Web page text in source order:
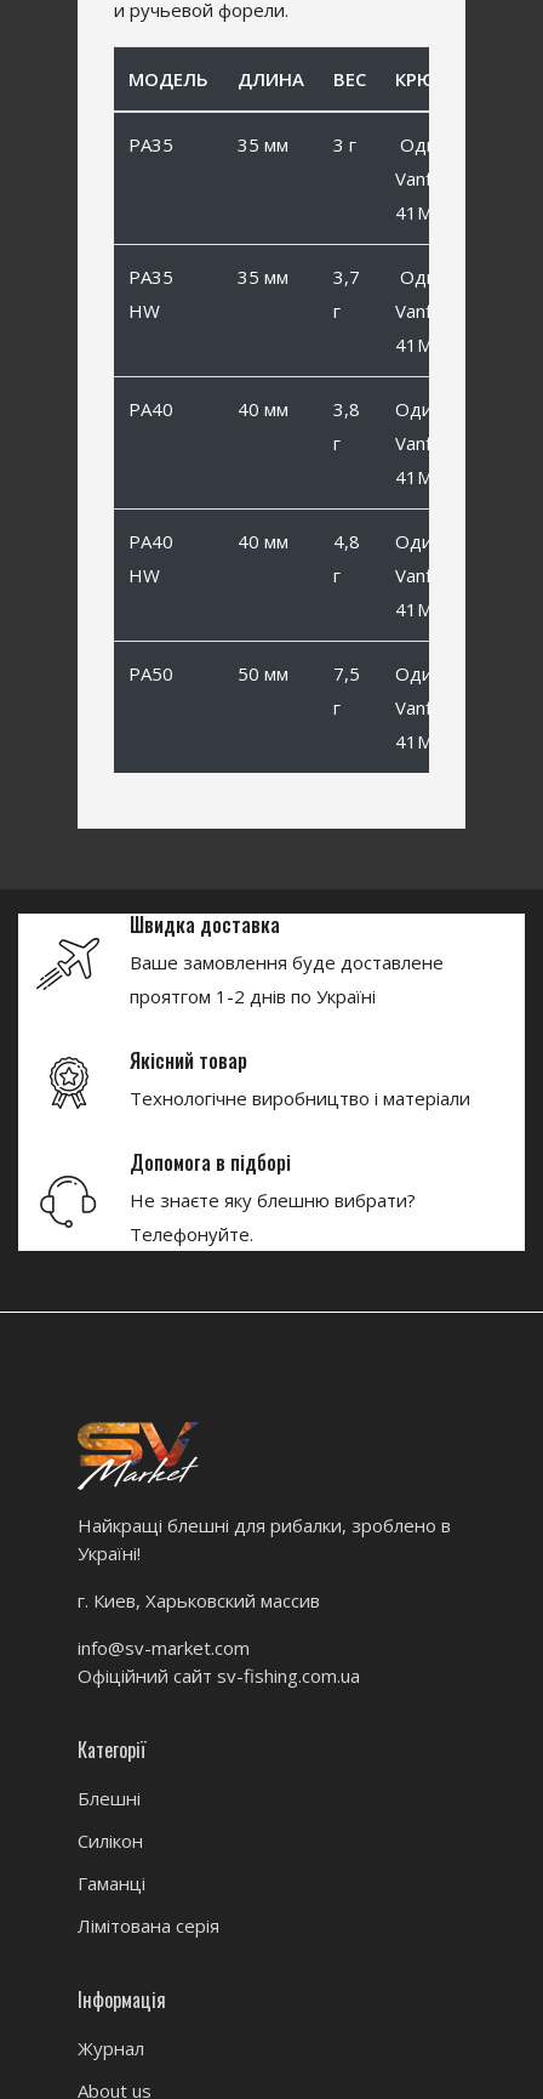
и ручьевой форели.
МОДЕЛЬ ДЛИНА ВЕС КРЮЧОК
PA35 35 мм 3 г
Одинарный
Vanfook SP-
41MB #6
PA35
HW
35 мм
3,7
г
Одинарный
Vanfook SP-
41MB #6
PA40 40 мм
3,8
г
Одинарный
Vanfook SP-
41MB #4
PA40
HW
40 мм
4,8
г
Одинарный
Vanfook SP-
41MB #4
PA50 50 мм
7,5
г
Одинарный
Vanfook SP-
41MB #2
Швидка доставка
Ваше замовлення буде доставлене
проятгом 1-2 днів по Україні
Якісний товар
Технологічне виробництво і матеріали
Допомога в підборі
Не знаєте яку блешню вибрати?
Телефонуйте.
Найкращі блешні для рибалки, зроблено в
Україні!
г. Киев, Харьковский массив
info@sv-market.com
Офіційний сайт sv-fishing.com.ua
Категорії
Блешні
Силікон
Гаманці
Лімітована серія
Інформація
Журнал
About us